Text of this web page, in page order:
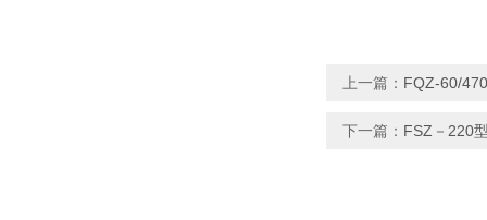
上一篇： FQZ-60/
下一篇： FSZ－220